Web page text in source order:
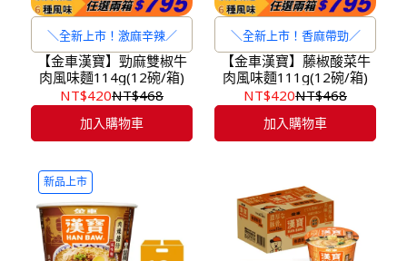
＼全新上市！激麻辛辣／
【金車漢寶】勁麻雙椒牛
肉風味麵114g(12碗/箱)
NT$420NT$468
加入購物車
＼全新上市！香麻帶勁／
【金車漢寶】藤椒酸菜牛
肉風味麵111g(12碗/箱)
NT$420NT$468
加入購物車
新品上市